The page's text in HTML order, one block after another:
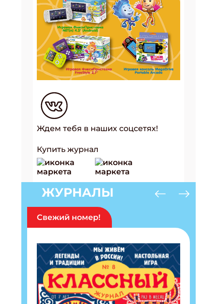
Ждем тебя в наших соцсетях!
Купить журнал
ЖУРНАЛЫ
Свежий номер!